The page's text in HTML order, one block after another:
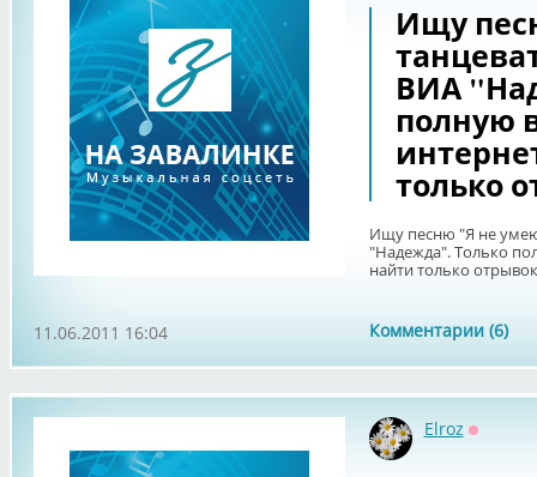
Ищу
ВИА
полную
только
Ищу песню "Я не
"Надежда". Только
найти только
Комментарии (6)
11.06.2011 16:04
Elroz